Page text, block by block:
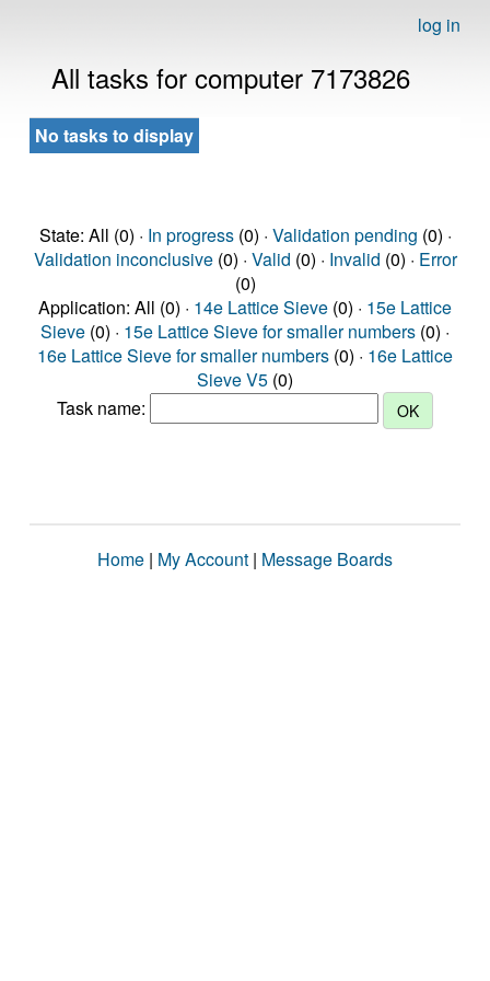
log in
All tasks for computer 7173826
No tasks to display
State: All (0) · In progress(0) · Validation pending (0) ·
Validation inconclusive(0) · Valid (0) · Invalid (0) · Error
(0)
Application: All (0) · 14e Lattice Sieve (0) · 15e Lattice
Sieve (0) · 15e Lattice Sieve for smaller numbers (0) ·
16e Lattice Sieve for smaller numbers (0) · 16e Lattice
Sieve V5 (0)
Task name:
Home | My Account | Message Boards